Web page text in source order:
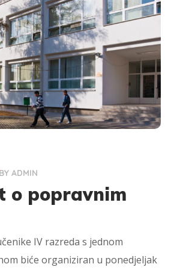
BYADMIN
o popravnim
IV razreda s jednom
biće organiziran u ponedjeljak